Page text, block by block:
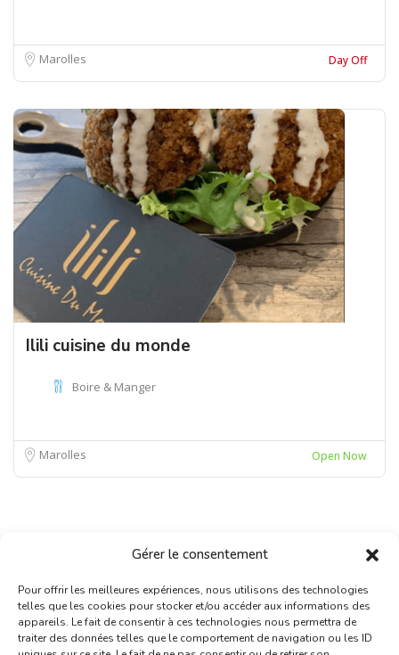
Gérer le consentement
Pour offrir les meilleures expériences, nous utilisons des technologies
telles que les cookies pour stocker et/ou accéder aux informations des
appareils. Le fait de consentir à ces technologies nous permettra de
traiter des données telles que le comportement de navigation ou les ID
Marolles Day Off
Ilili cuisine du monde
Boire & Manger
Marolles Open Now